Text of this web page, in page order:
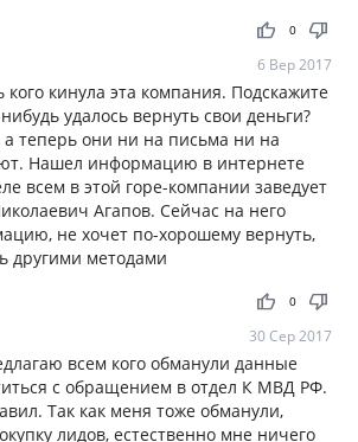
thumb_up thumb_down
0
6 Вер 2017
кинула эта компания. Подскажите
удалось вернуть свои деньги?
теперь они ни на письма ни на
Нашел информацию в интернете
всем в этой горе-компании заведует
Агапов. Сейчас на него
не хочет по-хорошему вернуть,
другими методами
thumb_up thumb_down
0
30 Сер 2017
всем кого обманули данные
с обращением в отдел К МВД РФ.
Так как меня тоже обманули,
лидов, естественно мне ничего